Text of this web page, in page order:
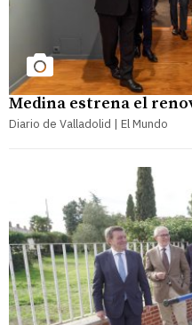
Medina estrena el
Diario de Valladolid | El Mundo